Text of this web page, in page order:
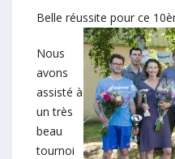
Belle réussite pour ce
Nous
avons
assisté à
un très
beau
tournoi